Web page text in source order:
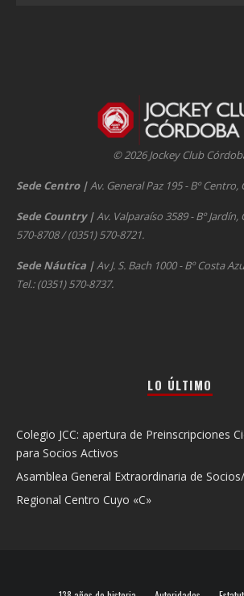
© 2026 Jockey Club
Sede Centro |Av. General Paz 195 - Bº Centro,
Sede Country |Av. Valparaíso 3589 - Bº
570-8708 / (0351) 570-8721.
Sede Náutica |Av J. S. Bach 1000 - Bº Costa
Tel.: (0351) 570-8737.
LO ÚLTIMO
Colegio JCC: apertura de Preinscripciones
para Socios Activos
Asamblea General Extraordinaria de
Regional Centro Cuyo «C»